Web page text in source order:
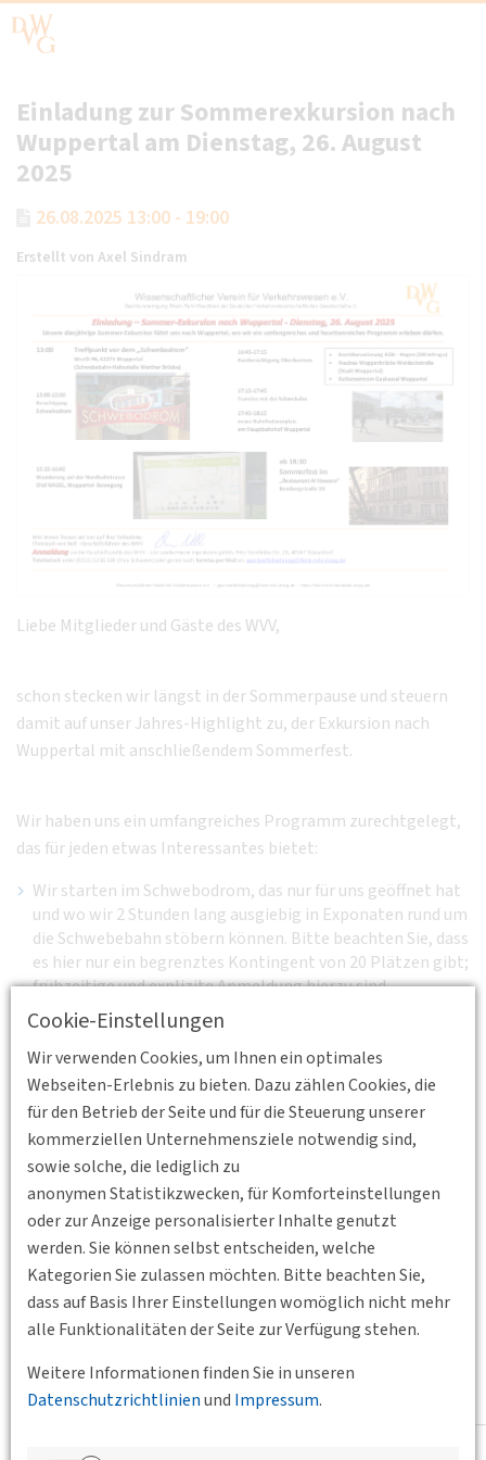
Cookie-Einstellungen
Wir verwenden Cookies, um Ihnen ein optimales
Webseiten-Erlebnis zu bieten. Dazu zählen Cookies, die
für den Betrieb der Seite und für die Steuerung unserer
kommerziellen Unternehmensziele notwendig sind,
sowie solche, die lediglich zu
anonymen Statistikzwecken, für Komforteinstellungen
oder zur Anzeige personalisierter Inhalte genutzt
werden. Sie können selbst entscheiden, welche
Kategorien Sie zulassen möchten. Bitte beachten Sie,
dass auf Basis Ihrer Einstellungen womöglich nicht mehr
alle Funktionalitäten der Seite zur Verfügung stehen.
Weitere Informationen finden Sie in unseren
Datenschutzrichtlinienund Impressum.
Einladung zur Sommerexkursion nach
Wuppertal am Dienstag, 26. August
2025
26.08.2025 13:00 - 19:00
Erstellt von Axel Sindram
Liebe Mitglieder und Gäste des WVV,
schon stecken wir längst in der Sommerpause und steuern
damit auf unser Jahres-Highlight zu, der Exkursion nach
Wuppertal mit anschließendem Sommerfest.
Wir haben uns ein umfangreiches Programm zurechtgelegt,
das für jeden etwas Interessantes bietet:
Wir starten im Schwebodrom, das nur für uns geöffnet hat
und wo wir 2 Stunden lang ausgiebig in Exponaten rund um
die Schwebebahn stöbern können. Bitte beachten Sie, dass
es hier nur ein begrenztes Kontingent von 20 Plätzen gibt;
frühzeitige und explizite Anmeldung hierzu sind
ausdrücklich erwünscht!
Anschließend erwandern wir uns die berühmte
Nordbahntrasse und erhalten unterwegs kompetente
Erläuterungen. Und so geht es in Oberbarmen mit
„multimodalen“ Einblicken weiter.
Nach einem Transfer mit der Schwebebahn zum
Wuppertaler Hauptbahnhof „erarbeiten“ wir uns den viel
gelobten neuen Bahnhofsvorplatz am Döppersberg.
Wohl verdient gönnen wir uns dann Erholung im
Restaurant „Al Howara“, wo das Sommerfest mit guten
Ich hoffe auf sommerliche Temperaturen und freue mich auf
Ihre Anmeldungen.